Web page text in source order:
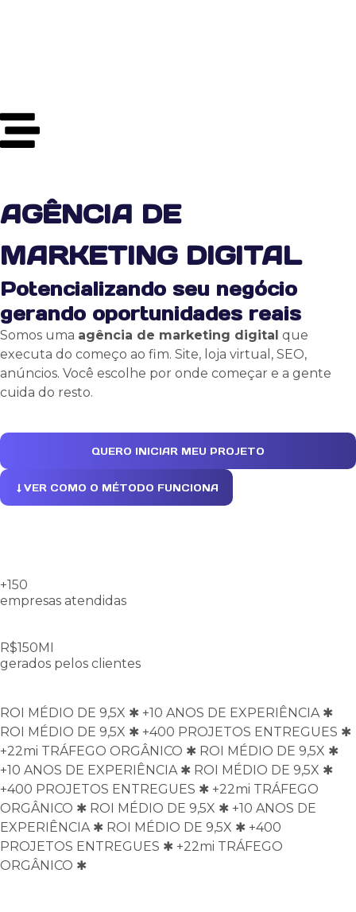
AGÊNCIA DE
MARKETING DIGITAL
Potencializando seu negócio
gerando oportunidades reais
Somos uma agência de marketing digital que
executa do começo ao fim. Site, loja virtual, SEO,
anúncios. Você escolhe por onde começar e a gente
cuida do resto.
QUERO INICIAR MEU PROJETO
VER COMO O MÉTODO FUNCIONA
+150
empresas atendidas
R$150MI
gerados pelos clientes
ROI MÉDIO DE 9,5X ✱ +10 ANOS DE EXPERIÊNCIA ✱
ROI MÉDIO DE 9,5X ✱ +400 PROJETOS ENTREGUES ✱
+22mi TRÁFEGO ORGÂNICO ✱ ROI MÉDIO DE 9,5X ✱
+10 ANOS DE EXPERIÊNCIA ✱ ROI MÉDIO DE 9,5X ✱
+400 PROJETOS ENTREGUES ✱ +22mi TRÁFEGO
ORGÂNICO ✱ ROI MÉDIO DE 9,5X ✱ +10 ANOS DE
EXPERIÊNCIA ✱ ROI MÉDIO DE 9,5X ✱ +400
PROJETOS ENTREGUES ✱ +22mi TRÁFEGO
ORGÂNICO ✱